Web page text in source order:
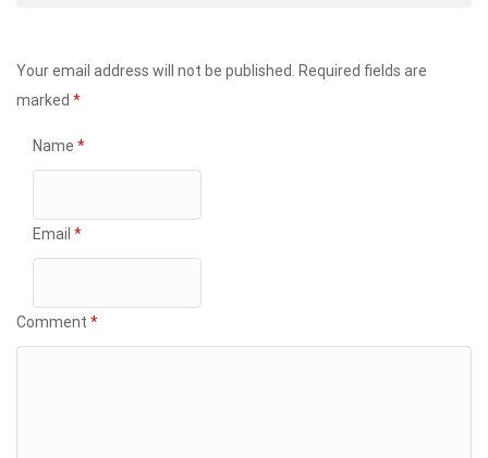
Your email address will not be published.
Required fields are
marked *
Name *
Email *
Comment *